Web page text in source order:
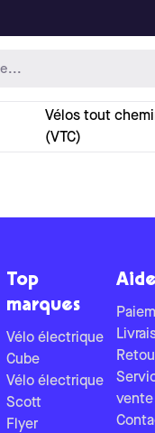
Vélos tout
(VTC)
Top
marques
Vélo électrique
Cube
Vélo électrique
Scott
Flyer
vente